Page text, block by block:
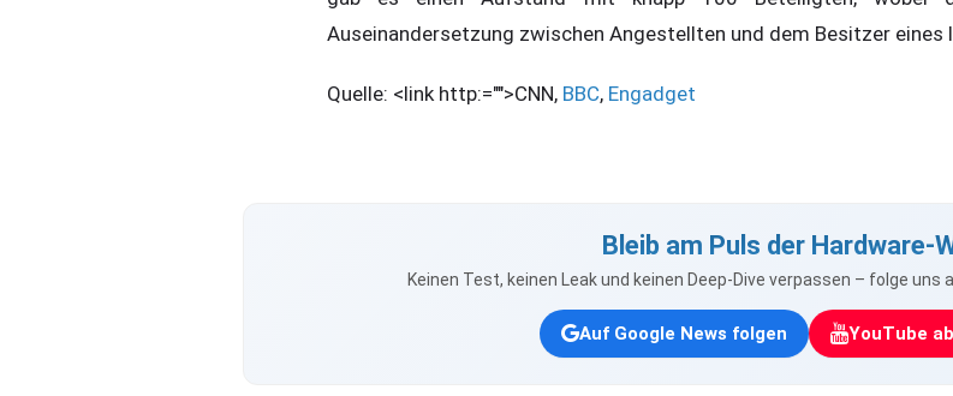
Auseinandersetzung zwischen Angestellten und dem Besitzer eines
Quelle: <link http:="">CNN, BBC, Engadget
Bleib am Puls der Hardware-
Keinen Test, keinen Leak und keinen Deep-Dive verpassen – folge uns
Auf Google News folgen YouTube